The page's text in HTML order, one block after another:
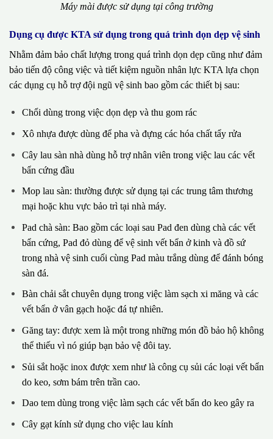
Máy mài được sử dụng tại công trường
Dụng cụ được KTA sử dụng trong quá trình dọn dẹp vệ sinh
Nhằm đảm bảo chất lượng trong quá trình dọn dẹp cũng như đảm
bảo tiến độ công việc và tiết kiệm nguồn nhân lực KTA lựa chọn
các dụng cụ hỗ trợ đội ngũ vệ sinh bao gồm các thiết bị sau:
Chổi dùng trong việc dọn dẹp và thu gom rác
Xô nhựa được dùng để pha và đựng các hóa chất tẩy rửa
Cây lau sàn nhà dùng hỗ trợ nhân viên trong việc lau các vết
bẩn cứng đầu
Mop lau sàn: thường được sử dụng tại các trung tâm thương
mại hoặc khu vực bảo trì tại nhà máy.
Pad chà sàn: Bao gồm các loại sau Pad đen dùng chà các vết
bẩn cứng, Pad đỏ dùng để vệ sinh vết bẩn ở kinh và đồ sứ
trong nhà vệ sinh cuối cùng Pad màu trắng dùng để đánh bóng
sàn đá.
Bàn chải sắt chuyên dụng trong việc làm sạch xi măng và các
vết bẩn ở vân gạch hoặc đá tự nhiên.
Găng tay: được xem là một trong những món đồ bảo hộ không
thể thiếu vì nó giúp bạn bảo vệ đôi tay.
Sủi sắt hoặc inox được xem như là công cụ sủi các loại vết bẩn
do keo, sơm bám trên trần cao.
Dao tem dùng trong việc làm sạch các vết bẩn do keo gây ra
Cây gạt kính sử dụng cho việc lau kính